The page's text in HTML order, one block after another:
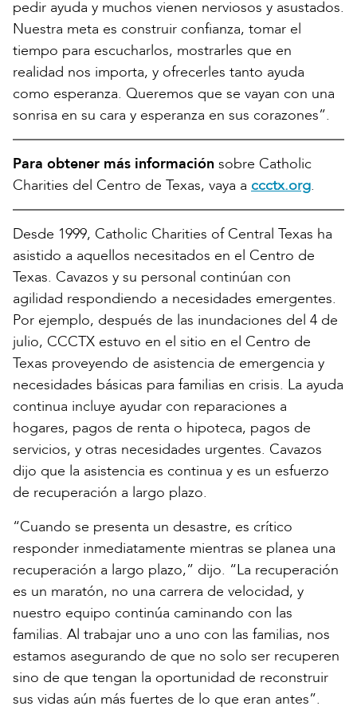
pedir ayuda y muchos vienen nerviosos y asustados.
Nuestra meta es construir confianza, tomar el
tiempo para escucharlos, mostrarles que en
realidad nos importa, y ofrecerles tanto ayuda
como esperanza. Queremos que se vayan con una
sonrisa en su cara y esperanza en sus corazones”.
Para obtener más información sobre Catholic
Charities del Centro de Texas, vaya a ccctx.org.
Desde 1999, Catholic Charities of Central Texas ha
asistido a aquellos necesitados en el Centro de
Texas. Cavazos y su personal continúan con
agilidad respondiendo a necesidades emergentes.
Por ejemplo, después de las inundaciones del 4 de
julio, CCCTX estuvo en el sitio en el Centro de
Texas proveyendo de asistencia de emergencia y
necesidades básicas para familias en crisis. La ayuda
continua incluye ayudar con reparaciones a
hogares, pagos de renta o hipoteca, pagos de
servicios, y otras necesidades urgentes. Cavazos
dijo que la asistencia es continua y es un esfuerzo
de recuperación a largo plazo.
“Cuando se presenta un desastre, es crítico
responder inmediatamente mientras se planea una
recuperación a largo plazo,” dijo. “La recuperación
es un maratón, no una carrera de velocidad, y
nuestro equipo continúa caminando con las
familias. Al trabajar uno a uno con las familias, nos
estamos asegurando de que no solo ser recuperen
sino de que tengan la oportunidad de reconstruir
sus vidas aún más fuertes de lo que eran antes”.